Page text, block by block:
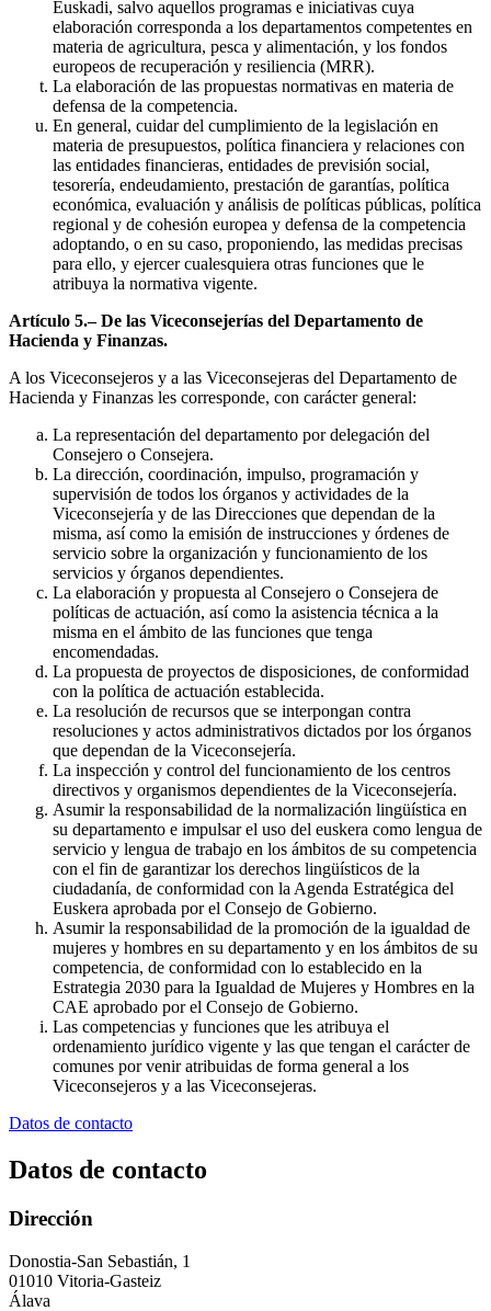
Euskadi, salvo aquellos programas e iniciativas cuya
elaboración corresponda a los departamentos competentes en
materia de agricultura, pesca y alimentación, y los fondos
europeos de recuperación y resiliencia (MRR).
La elaboración de las propuestas normativas en materia de
defensa de la competencia.
En general, cuidar del cumplimiento de la legislación en
materia de presupuestos, política financiera y relaciones con
las entidades financieras, entidades de previsión social,
tesorería, endeudamiento, prestación de garantías, política
económica, evaluación y análisis de políticas públicas, política
regional y de cohesión europea y defensa de la competencia
adoptando, o en su caso, proponiendo, las medidas precisas
para ello, y ejercer cualesquiera otras funciones que le
atribuya la normativa vigente.
Artículo 5.– De las Viceconsejerías del Departamento de
Hacienda y Finanzas.
A los Viceconsejeros y a las Viceconsejeras del Departamento de
Hacienda y Finanzas les corresponde, con carácter general:
La representación del departamento por delegación del
Consejero o Consejera.
La dirección, coordinación, impulso, programación y
supervisión de todos los órganos y actividades de la
Viceconsejería y de las Direcciones que dependan de la
misma, así como la emisión de instrucciones y órdenes de
servicio sobre la organización y funcionamiento de los
servicios y órganos dependientes.
La elaboración y propuesta al Consejero o Consejera de
políticas de actuación, así como la asistencia técnica a la
misma en el ámbito de las funciones que tenga
encomendadas.
La propuesta de proyectos de disposiciones, de conformidad
con la política de actuación establecida.
La resolución de recursos que se interpongan contra
resoluciones y actos administrativos dictados por los órganos
que dependan de la Viceconsejería.
La inspección y control del funcionamiento de los centros
directivos y organismos dependientes de la Viceconsejería.
Asumir la responsabilidad de la normalización lingüística en
su departamento e impulsar el uso del euskera como lengua de
servicio y lengua de trabajo en los ámbitos de su competencia
con el fin de garantizar los derechos lingüísticos de la
ciudadanía, de conformidad con la Agenda Estratégica del
Euskera aprobada por el Consejo de Gobierno.
Asumir la responsabilidad de la promoción de la igualdad de
mujeres y hombres en su departamento y en los ámbitos de su
competencia, de conformidad con lo establecido en la
Estrategia 2030 para la Igualdad de Mujeres y Hombres en la
CAE aprobado por el Consejo de Gobierno.
Las competencias y funciones que les atribuya el
ordenamiento jurídico vigente y las que tengan el carácter de
comunes por venir atribuidas de forma general a los
Viceconsejeros y a las Viceconsejeras.
Datos de contacto
Datos de contacto
Dirección
Donostia-San Sebastián, 1
01010 Vitoria-Gasteiz
Álava